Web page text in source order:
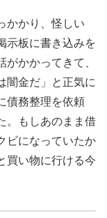
かかり、怪しい
示板に書き込みを
かかってきて、
闇金だ」と正気に
債務整理を依頼
。もしあのまま借
ビになっていたか
買い物に行ける今